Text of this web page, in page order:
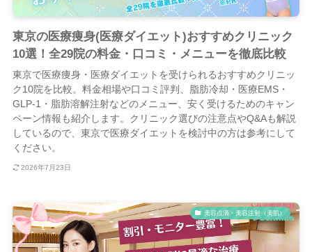
東京の医療痩身(医療ダイエット)おすすめクリニック
10選！全29院の料金・口コミ・メニューを徹底比較
東京で医療痩身・医療ダイエットを受けられるおすすめクリニッ
ク10院を比較。料金相場や口コミ評判、脂肪冷却・医療EMS・
GLP-1・脂肪溶解注射などのメニュー、安く受けるためのキャン
ペーン情報も紹介します。クリニック選びの注意点やQ&Aも解説
しているので、東京で医療ダイエットを検討中の方は参考にして
ください。
2026年7月23日
美容点滴・美容注射（美肌）